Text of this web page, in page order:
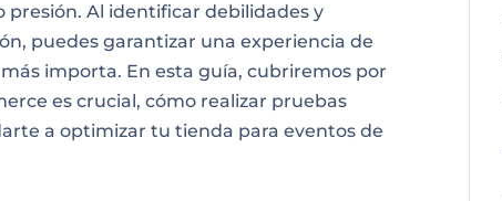
Al identificar debilidades y
puedes garantizar una experiencia de
importa. En esta guía, cubriremos por
es crucial, cómo realizar pruebas
a optimizar tu tienda para eventos de